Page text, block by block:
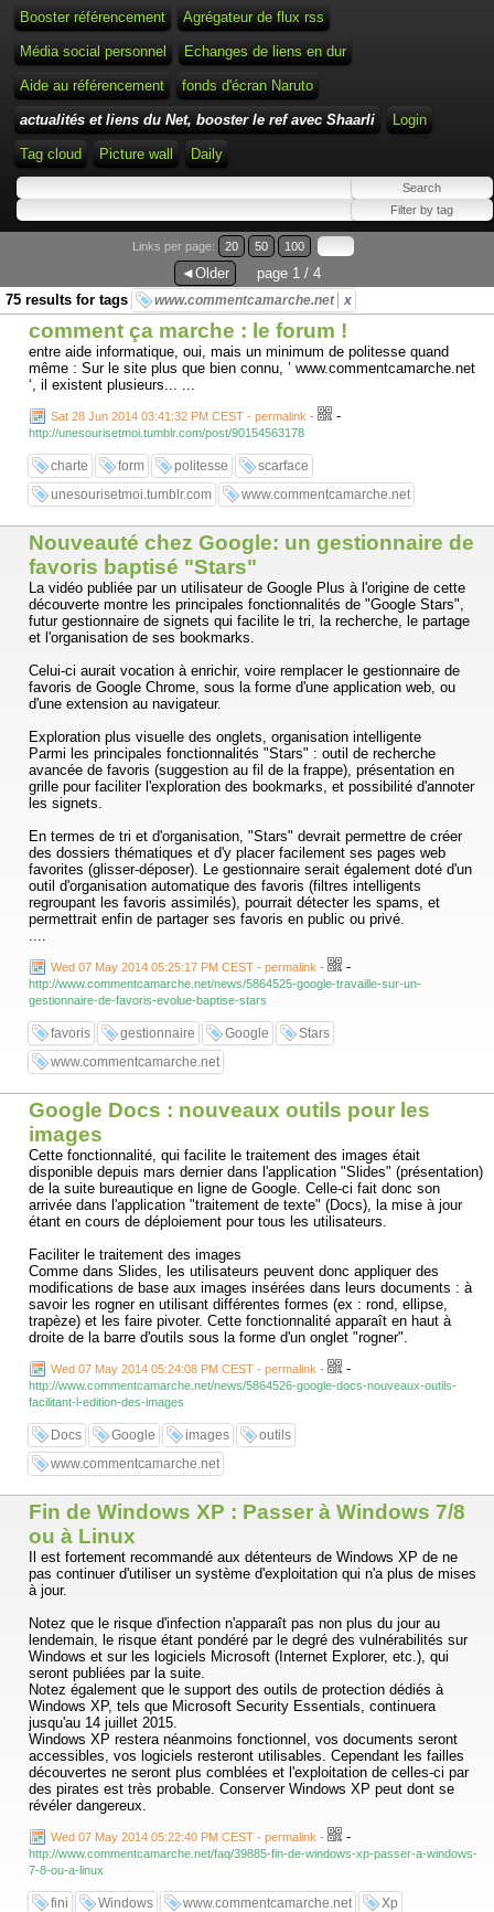
Booster référencement Agrégateur de flux rss
Média social personnel Echanges de liens en dur
Aide au référencement fonds d'écran Naruto
actualités et liens du Net, booster le ref avec Shaarli Login
Tag cloud Picture wall Daily
Links per page: 20 50 100
◄Older
page 1 / 4
75 results for tags
www.commentcamarche.net x
comment ça marche : le forum !
entre aide informatique, oui, mais un minimum de politesse quand
même : Sur le site plus que bien connu, ’ www.commentcamarche.net
‘, il existent plusieurs... ...
Sat 28 Jun 2014 03:41:32 PM CEST - permalink - -
http://unesourisetmoi.tumblr.com/post/90154563178
charte form politesse
scarface
unesourisetmoi.tumblr.com
www.commentcamarche.net
Nouveauté chez Google: un gestionnaire de
favoris baptisé "Stars"
La vidéo publiée par un utilisateur de Google Plus à l'origine de cette
découverte montre les principales fonctionnalités de "Google Stars",
futur gestionnaire de signets qui facilite le tri, la recherche, le partage
et l'organisation de ses bookmarks.
Celui-ci aurait vocation à enrichir, voire remplacer le gestionnaire de
favoris de Google Chrome, sous la forme d'une application web, ou
d'une extension au navigateur.
Exploration plus visuelle des onglets, organisation intelligente
Parmi les principales fonctionnalités "Stars" : outil de recherche
avancée de favoris (suggestion au fil de la frappe), présentation en
grille pour faciliter l'exploration des bookmarks, et possibilité d'annoter
les signets.
En termes de tri et d'organisation, "Stars" devrait permettre de créer
des dossiers thématiques et d'y placer facilement ses pages web
favorites (glisser-déposer). Le gestionnaire serait également doté d'un
outil d'organisation automatique des favoris (filtres intelligents
regroupant les favoris assimilés), pourrait détecter les spams, et
permettrait enfin de partager ses favoris en public ou privé.
....
Wed 07 May 2014 05:25:17 PM CEST - permalink - -
http://www.commentcamarche.net/news/5864525-google-travaille-sur-un-
gestionnaire-de-favoris-evolue-baptise-stars
favoris gestionnaire Google
Stars
www.commentcamarche.net
Google Docs : nouveaux outils pour les
images
Cette fonctionnalité, qui facilite le traitement des images était
disponible depuis mars dernier dans l'application "Slides" (présentation)
de la suite bureautique en ligne de Google. Celle-ci fait donc son
arrivée dans l'application "traitement de texte" (Docs), la mise à jour
étant en cours de déploiement pour tous les utilisateurs.
Faciliter le traitement des images
Comme dans Slides, les utilisateurs peuvent donc appliquer des
modifications de base aux images insérées dans leurs documents : à
savoir les rogner en utilisant différentes formes (ex : rond, ellipse,
trapèze) et les faire pivoter. Cette fonctionnalité apparaît en haut à
droite de la barre d'outils sous la forme d'un onglet "rogner".
Wed 07 May 2014 05:24:08 PM CEST - permalink - -
http://www.commentcamarche.net/news/5864526-google-docs-nouveaux-outils-
facilitant-l-edition-des-images
Docs Google images
outils
www.commentcamarche.net
Fin de Windows XP : Passer à Windows 7/8
ou à Linux
Il est fortement recommandé aux détenteurs de Windows XP de ne
pas continuer d'utiliser un système d'exploitation qui n'a plus de mises
à jour.
Notez que le risque d'infection n'apparaît pas non plus du jour au
lendemain, le risque étant pondéré par le degré des vulnérabilités sur
Windows et sur les logiciels Microsoft (Internet Explorer, etc.), qui
seront publiées par la suite.
Notez également que le support des outils de protection dédiés à
Windows XP, tels que Microsoft Security Essentials, continuera
jusqu'au 14 juillet 2015.
Windows XP restera néanmoins fonctionnel, vos documents seront
accessibles, vos logiciels resteront utilisables. Cependant les failles
découvertes ne seront plus comblées et l'exploitation de celles-ci par
des pirates est très probable. Conserver Windows XP peut dont se
révéler dangereux.
Wed 07 May 2014 05:22:40 PM CEST - permalink - -
http://www.commentcamarche.net/faq/39885-fin-de-windows-xp-passer-a-windows-
7-8-ou-a-linux
fini Windows www.commentcamarche.net Xp